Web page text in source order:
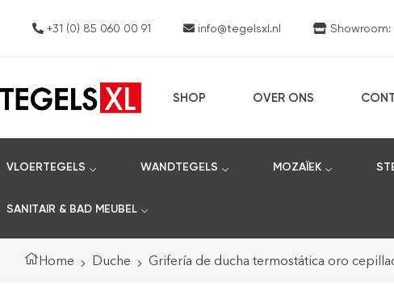
+31 (0) 85 060 00 91 info@tegelsxl.nl Showroom:
SHOP OVER ONS
VLOERTEGELS WANDTEGELS MOZAÏEK
SANITAIR & BAD MEUBEL
Home Duche Grifería de ducha termostática oro